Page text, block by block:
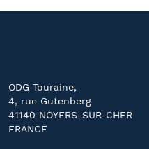
ODG Touraine,
4, rue Gutenberg
41140 NOYERS-SUR-CHER
FRANCE